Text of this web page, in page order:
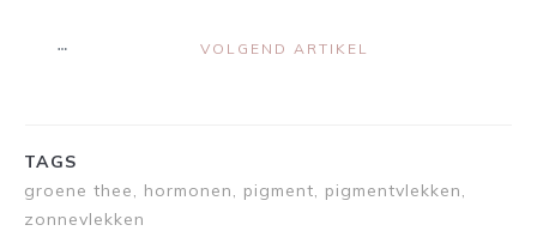
VOLGEND ARTIKEL
TAGS
groene thee, hormonen, pigment, pigmentvlekken,
zonnevlekken